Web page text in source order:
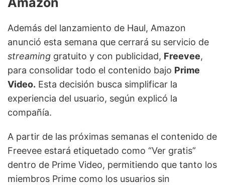
Además del lanzamiento de Haul, Amazon
anunció esta semana que cerrará su servicio de
streaming gratuito y con publicidad, Freevee,
para consolidar todo el contenido bajo Prime
Video. Esta decisión busca simplificar la
experiencia del usuario, según explicó la
compañía.
A partir de las próximas semanas el contenido de
Freevee estará etiquetado como “Ver gratis”
dentro de Prime Video, permitiendo que tanto los
miembros Prime como los usuarios sin